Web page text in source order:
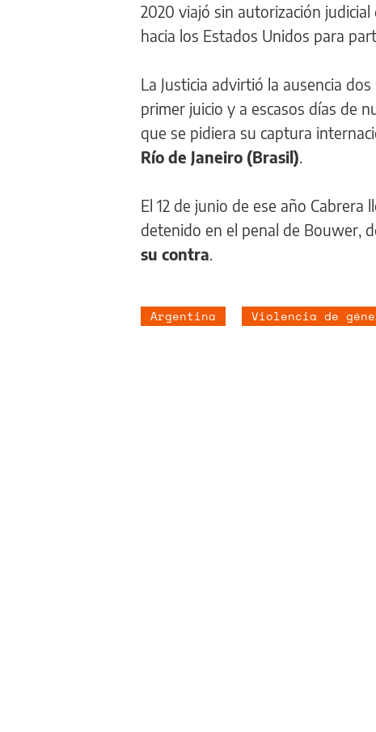
2020 viajó sin autorización
hacia los Estados Unidos para
La Justicia advirtió la ausencia
primer juicio y a escasos días de
que se pidiera su captura
Río de Janeiro (Brasil)
El 12 de junio de ese año
detenido en el penal de Bouwer,
su contra
Argentina Violencia de